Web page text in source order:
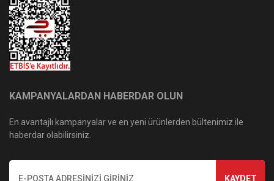
KAMPANYALARDAN HABERDAR OLUN
En avantajlı kampanyalar ve en yeni ürünlerden bültenimiz ile
haberdar olabilirsiniz.
KAYDET